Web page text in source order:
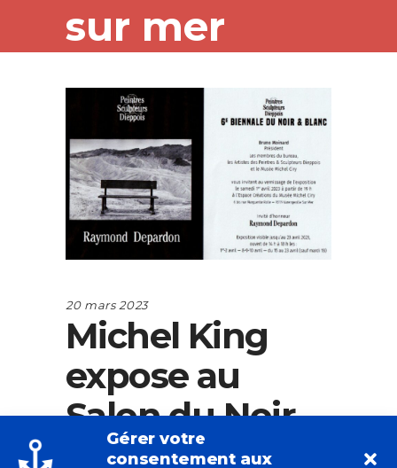
Gérer votre
consentement aux
sur mer
20 mars 2023
Michel King
expose au
Salon du Noir
et Blanc à